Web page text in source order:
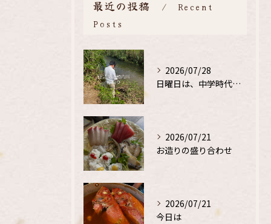
最近の投稿
Recent
Posts
2026/07/28
日曜日は、中学時代の、同級生と鮎釣り
2026/07/21
お造りの盛り合わせ
2026/07/21
今日は